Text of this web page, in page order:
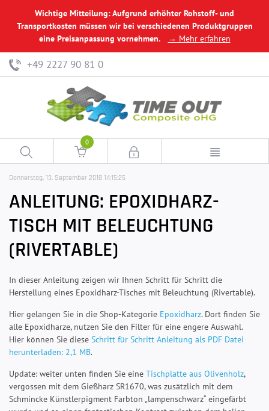
Wichtige Mitteilung: Aufgrund erhöhter Rohstoff- und
Transportkosten müssen wir bei verschiedenen Produktgruppen
eine Preisanpassung vornehmen.
→ Mehr erfahren
+49 2227 90 81 0
0
Donnerstag, 13. September 2018 14:15:25
ANLEITUNG: EPOXIDHARZ-
TISCH MIT BELEUCHTUNG
(RIVERTABLE)
In dieser Anleitung zeigen wir Ihnen Schritt für Schritt die
Herstellung eines Epoxidharz-Tisches mit Beleuchtung (Rivertable).
Hier gelangen Sie in die Shop-Kategorie Epoxidharz. Dort finden Sie
alle Epoxidharze, nutzen Sie den Filter für eine engere Auswahl.
Hier können Sie diese Schritt für Schritt Anleitung als PDF Datei
herunterladen: 2,1 MB.
Update: weiter unten finden Sie eine Tischplatte aus Olivenholz,
vergossen mit dem Gießharz SR1670, was zusätzlich mit dem
Schmincke Künstlerpigment Farbton „lampenschwarz“ eingefärbt